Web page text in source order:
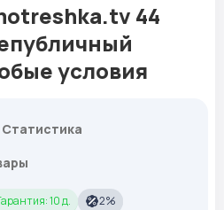
44
условия
Статистика
10 д. 2%